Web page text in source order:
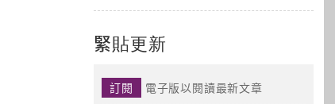
緊貼更新
訂閱 電子版以閱讀最新文章